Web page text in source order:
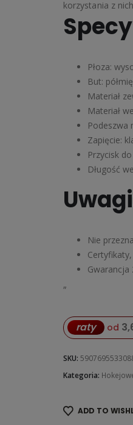
korzystania z
Płoza:
But:
Materiał
Materiał
Podeszwa
Zapięcie:
Przycisk
Długość
Nie
Gwarancja
„
raty od
SKU:
Kategoria:
ADD TO